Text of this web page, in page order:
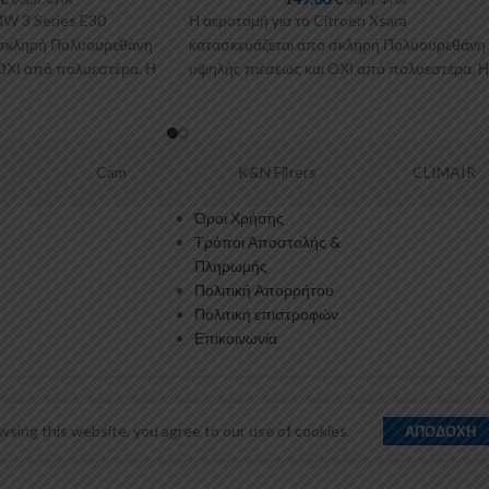
3 Series E30
Πολυουρεθάνη
από πολυεστέρα. Η
Η αεροτομή για το Citroen Xsara
κατασκευάζεται από σκληρή Πολυουρεθάνη
υψηλής πιέσεως και ΟΧΙ από πολυεστέρα. Η
Όροι Χρήσης
Τρόποι Αποστολής &
Πληρωμής
Πολιτική Απορρήτου
Πολιτική επιστροφών
Επικοινωνία
this website, you agree to our use of cookies. ΑΠΟΔΟΧΉ